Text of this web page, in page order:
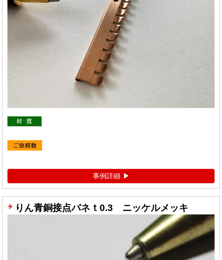
事例詳細
りん青銅接点バネｔ0.3 ニッケルメッキ